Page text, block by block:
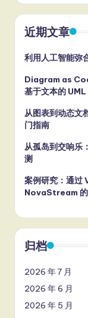
近期文章
利用人工智能弥
Diagram as
基于文本的 UML
从图表到动态
门指南
从孤岛到交响
测
案例研究：通
NovaStream 的
归档
2026 年 7 月
2026 年 6 月
2026 年 5 月